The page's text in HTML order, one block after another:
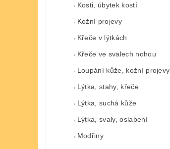
Kosti, úbytek kostí
Kožní projevy
Křeče v lýtkách
Křeče ve svalech nohou
Loupání kůže, kožní projevy
Lýtka, stahy, křeče
Lýtka, suchá kůže
Lýtka, svaly, oslabení
Modřiny